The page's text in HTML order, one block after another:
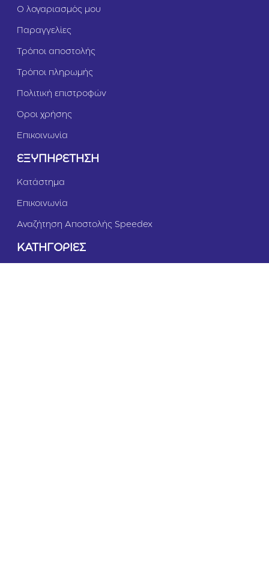
Ο λογαριασμός μου
Παραγγελίες
Τρόποι αποστολής
Τρόποι πληρωμής
Πολιτική επιστροφών
Όροι χρήσης
Επικοινωνία
ΕΞΥΠΗΡΕΤΗΣΗ
Κατάστημα
Επικοινωνία
Αναζήτηση Αποστολής Speedex
ΚΑΤΗΓΟΡΙΕΣ